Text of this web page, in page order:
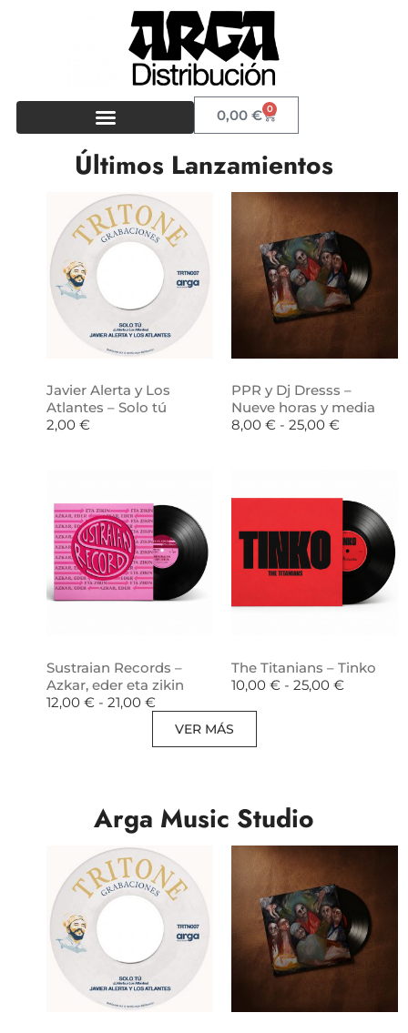
0,00€ 0
Últimos Lanzamientos
Javier Alerta y Los
Atlantes – Solo tú
2,00 €
PPR y Dj Dresss –
Nueve horas y media
8,00 € - 25,00 €
Sustraian Records –
Azkar, eder eta zikin
12,00 € - 21,00 €
The Titanians – Tinko
10,00 € - 25,00 €
VER MÁS
Arga Music Studio